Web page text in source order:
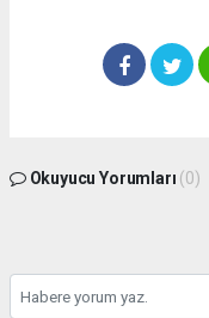
Okuyucu Yorumları (0)